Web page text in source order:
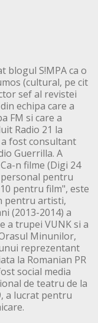
blogul S!MPA ca o
(cultural, pe cit
sef al revistei
echipa care a
FM si care a
Radio 21 la
fost consultant
Guerrilla. A
n filme (Digi 24
pentru
pentru film", este
pentru artisti,
(2013-2014) a
a trupei VUNK si a
Minunilor,
reprezentant
la Romanian PR
social media
de teatru de la
a lucrat pentru